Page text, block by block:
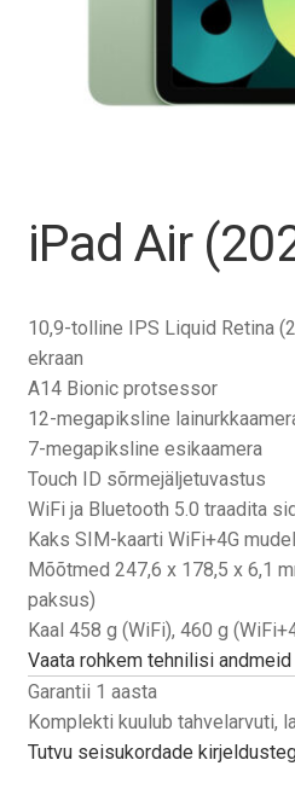
iPad Air
10,9-tolline IPS Liquid Retina
ekraan
A14 Bionic protsessor
12-megapiksline
7-megapiksline esikaamera
Touch ID sõrmejäljetuvastus
WiFi ja Bluetooth 5.0 traadita
Kaks SIM-kaarti WiFi+4G
Mõõtmed 247,6 x 178,5 x 6,1
paksus)
Kaal 458 g (WiFi), 460 g
Vaata rohkem tehnilisi andmeid
Garantii 1 aasta
Komplekti kuulub tahvelarvuti,
Tutvu seisukordade